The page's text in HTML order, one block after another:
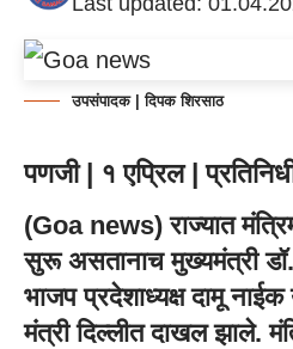
उपसंपादक | दिपक शिरसाठ
पणजी | १ एप्रिल |
(Goa news) राज्यात
सुरू असतानाचमुख्यमंत्री
भाजप प्रदेशाध्यक्ष दामू
मंत्री दिल्लीत दाखल झाले.